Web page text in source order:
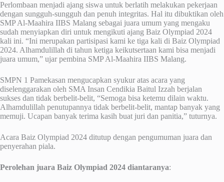
Perlombaan menjadi ajang siswa untuk berlatih melakukan pekerjaan
dengan sungguh-sungguh dan penuh integritas. Hal itu dibuktikan oleh
SMP Al-Maahira IIBS Malang sebagai juara umum yang mengaku
sudah menyiapkan diri untuk mengikuti ajang Baiz Olympiad 2024
kali ini. “Ini merupakan partisipasi kami ke tiga kali di Baiz Olympiad
2024. Alhamdulillah di tahun ketiga keikutsertaan kami bisa menjadi
juara umum,” ujar pembina SMP Al-Maahira IIBS Malang.
SMPN 1 Pamekasan mengucapkan syukur atas acara yang
diselenggarakan oleh SMA Insan Cendikia Baitul Izzah berjalan
sukses dan tidak berbelit-belit, “Semoga bisa ketemu dilain waktu.
Alhamdulillah penutupannya tidak berbelit-belit, mantap banyak yang
memuji. Ucapan banyak terima kasih buat juri dan panitia,” tuturnya.
Acara Baiz Olympiad 2024 ditutup dengan pengumuman juara dan
penyerahan piala.
Perolehan juara Baiz Olympiad 2024 diantaranya: